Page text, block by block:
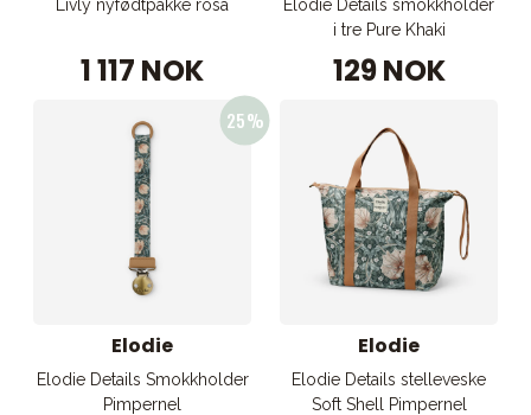
Livly nyfødtpakke rosa
1 117 NOK
Elodie Details smokkholder
i tre Pure Khaki
129 NOK
Elodie
Elodie Details Smokkholder
Pimpernel
Elodie
Elodie Details stelleveske
Soft Shell Pimpernel